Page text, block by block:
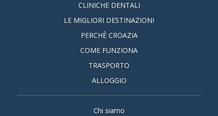
CLINICHE DENTALI
LE MIGLIORI DESTINAZIONI
PERCHÈ CROAZIA
COME FUNZIONA
TRASPORTO
ALLOGGIO
Chi siamo